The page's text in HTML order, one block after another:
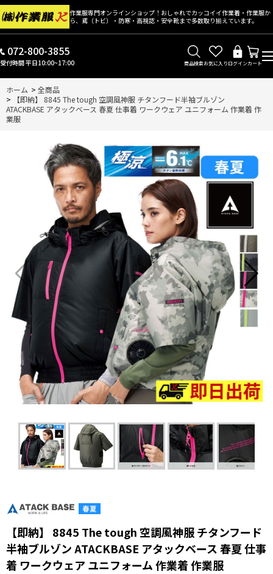
作業服専門オンラインショップ！おしゃれでカッコイイ作業着・作業服か
ら、鳶（トビ）・防寒・高視認・安全靴まで多数取り揃えています。
072-800-3855
受付時間 平日10:00~17:00 商品検索お気に入りログインカート
ホーム > 全商品
>
【即納】 8845 The tough 空調風神服 チタンフード半袖ブルゾン
ATACKBASE アタックベース 春夏 仕事着 ワークウェア ユニフォーム 作業着 作
業服
【即納】 8845 The tough 空調風神服 チタンフード
半袖ブルゾン ATACKBASE アタックベース 春夏 仕事
着 ワークウェア ユニフォーム 作業着 作業服